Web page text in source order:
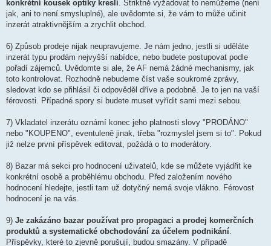
konkrétní kousek optiky kreslí. Striktně vyžadovat to nemůžeme (není
jak, ani to není smysluplné), ale uvědomte si, že vám to může učinit
inzerát atraktivnějším a zrychlit obchod.
6) Způsob prodeje nijak neupravujeme. Je nám jedno, jestli si uděláte
inzerát typu prodám nejvyšší nabídce, nebo budete postupovat podle
pořadí zájemců. Uvědomte si ale, že AF nemá žádné mechanismy, jak
toto kontrolovat. Rozhodně nebudeme číst vaše soukromé zprávy,
sledovat kdo se přihlásil či odpověděl dříve a podobně. Je to jen na vaší
férovosti. Případné spory si budete muset vyřídit sami mezi sebou.
7) Vkladatel inzerátu oznámí konec jeho platnosti slovy "PRODÁNO"
nebo "KOUPENO", eventuleně jinak, třeba "rozmyslel jsem si to". Pokud
již nelze první příspěvek editovat, požádá o to moderátory.
8) Bazar má sekci pro hodnocení uživatelů, kde se můžete vyjádřit ke
konkrétní osobě a proběhlému obchodu. Před založením nového
hodnocení hledejte, jestli tam už dotyčný nemá svoje vlákno. Férovost
hodnocení je na vás.
9) Je zakázáno bazar používat pro propagaci a prodej komerčních
produktů a systematické obchodování za účelem podnikání.
Příspěvky, které to zjevně porušují, budou smazány. V případě